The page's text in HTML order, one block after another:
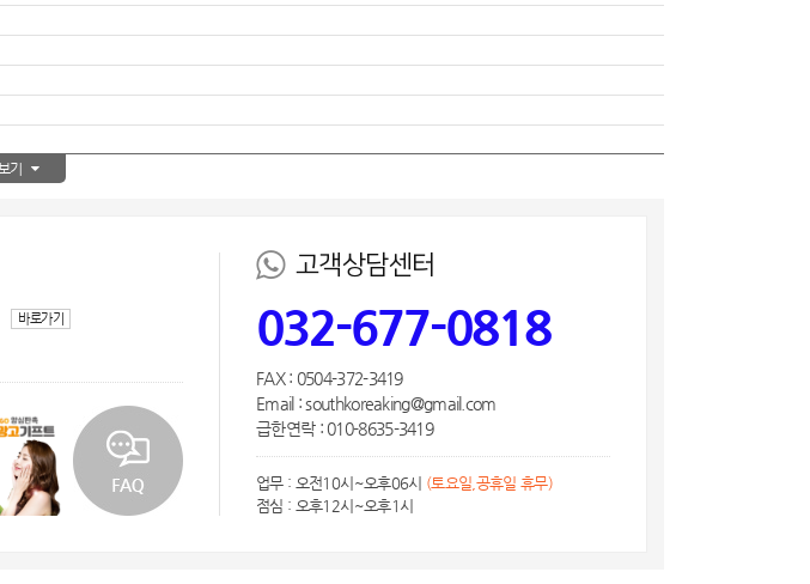
기
바로가기
고객상담센터
032-677-0818
FAX : 0504-372-3419
Email : southkoreaking@gmail.com
급한연락 : 010-8635-3419
업무 : 오전10시~오후06시 (토요일,공휴일 휴무)
점심 : 오후12시~오후1시